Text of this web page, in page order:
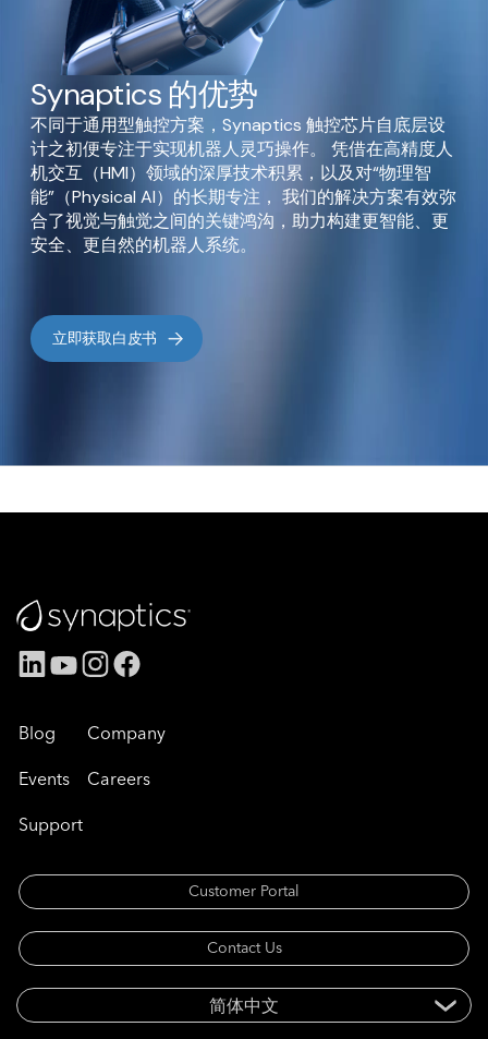
Synaptics 的优势
不同于通用型触控方案，Synaptics 触控芯片自底层设
计之初便专注于实现机器人灵巧操作。 凭借在高精度人
机交互（HMI）领域的深厚技术积累，以及对“物理智
能”（Physical AI）的长期专注， 我们的解决方案有效弥
合了视觉与触觉之间的关键鸿沟，助力构建更智能、更
安全、更自然的机器人系统。
立即获取白皮书
Blog
Events
Support
Company
Careers
Customer Portal
Contact Us